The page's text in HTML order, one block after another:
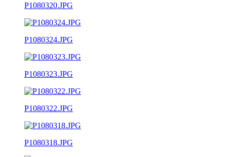
P1080320.JPG
P1080324.JPG
P1080323.JPG
P1080322.JPG
P1080318.JPG